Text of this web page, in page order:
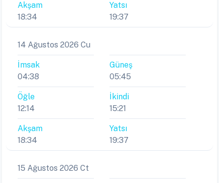
Akşam
18:34
Yatsı
19:37
14 Ağustos 2026 Cu
İmsak
04:38
Güneş
05:45
Öğle
12:14
İkindi
15:21
Akşam
18:34
Yatsı
19:37
15 Ağustos 2026 Ct